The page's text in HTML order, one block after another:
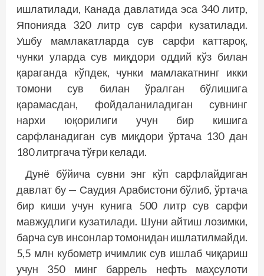
ишлатилади, Канада давлатида эса 340 литр,
Японияда 320 литр сув сарфи кузатилади.
Ушбу мамлакатларда сув сарфи каттароқ,
чунки уларда сув миқдори оддий кўз билан
қараганда кўпдек, чунки мамлакатнинг икки
томони сув билан ўралган бўлишига
қарамасдан, фойдаланиладиган сув­нинг
нархи юқорилиги учун бир кишига
сарфланадиган сув миқдори ўртача 130 дан
180 литргача тўғри келади.
Дунё бўйича сувни энг кўп сарфлайдиган
давлат бу — Саудия Арабистони бўлиб, ўртача
бир киши учун кунига 500 литр сув сарфи
мавжудлиги кузатилади. Шуни айтиш лозимки,
барча сув инсонлар томонидан ишлатилмайди.
5,5 млн кубометр ичимлик сув ишлаб чиқариш
учун 350 минг баррель нефть маҳсулоти